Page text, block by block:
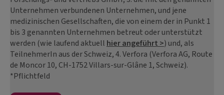
Unternehmen verbundenen Unternehmen, und jene
medizinischen Gesellschaften, die von einem der in Punkt 1
bis 3 genannten Unternehmen betreut oder unterstützt
werden (wie laufend aktuell hier angeführt >) und, als
TeilnehmerIn aus der Schweiz, 4. Verfora (Verfora AG, Route
de Moncor 10, CH-1752 Villars-sur-Glâne 1, Schweiz).
*Pflichtfeld